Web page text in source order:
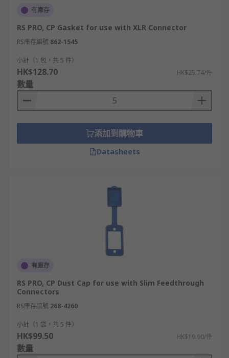
有庫存
RS PRO, CP Gasket for use with XLR Connector
RS庫存編號 862-1545
小計（1 包，共 5 件）
HK$128.70 HK$25.74/件
數量
添加到購物車
Datasheets
有庫存
RS PRO, CP Dust Cap for use with Slim Feedthrough
Connectors
RS庫存編號 268-4260
小計（1 袋，共 5 件）
HK$99.50 HK$19.90/件
數量